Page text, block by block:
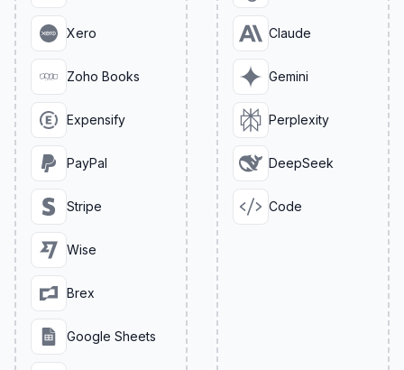
Xero
Zoho Books
Expensify
PayPal
Stripe
Wise
Brex
Google Sheets
Claude
Gemini
Perplexity
DeepSeek
Code